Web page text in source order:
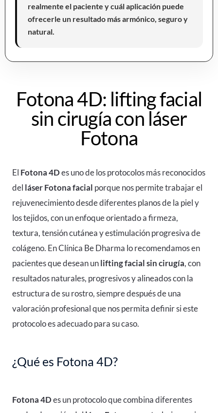
realmente el paciente y cuál aplicación puede
ofrecerle un resultado más armónico, seguro y
natural.
Fotona 4D: lifting facial
sin cirugía con láser
Fotona
El Fotona 4Des uno de los protocolos más reconocidos
del láser Fotona facial porque nos permite trabajar el
rejuvenecimiento desde diferentes planos de la piel y
los tejidos, con un enfoque orientado a firmeza,
textura, tensión cutánea y estimulación progresiva de
colágeno. En Clínica Be Dharma lo recomendamos en
pacientes que desean unlifting facial sin cirugía, con
resultados naturales, progresivos y alineados con la
estructura de su rostro, siempre después de una
valoración profesional que nos permita definir si este
protocolo es adecuado para su caso.
¿Qué es Fotona 4D?
Fotona 4Des un protocolo que combina diferentes